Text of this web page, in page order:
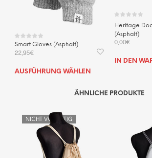
Smart Gloves (Asphalt)
22,95€
AUSFÜHRUNG WÄHLEN
weist
Optionen
Heritage
(Asphalt)
0,00€
IN DEN
ÄHNLICHE PRODUKTE
NICHT VORRÄTIG